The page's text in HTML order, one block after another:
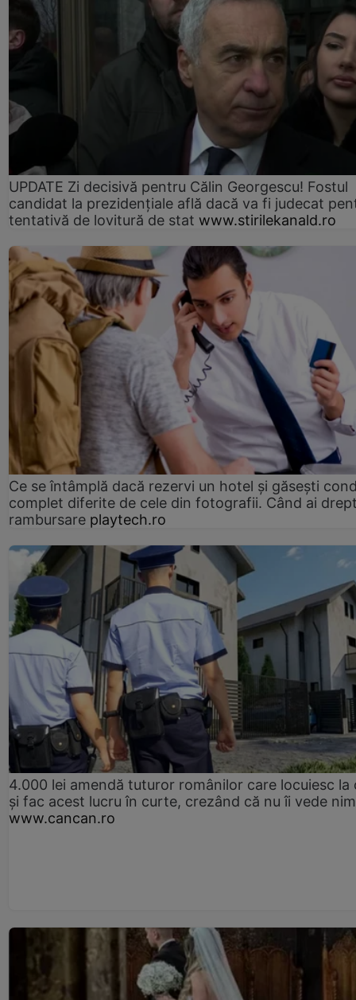
UPDATE Zi decisivă pentru Călin Georgescu! Fostul
candidat la prezidențiale află dacă va fi judecat
tentativă de lovitură de stat www.stirilekanald.ro
Ce se întâmplă dacă rezervi un hotel și găsești
complet diferite de cele din fotografii. Când ai
rambursare playtech.ro
4.000 lei amendă tuturor românilor care locuiesc la
și fac acest lucru în curte, crezând că nu îi vede
www.cancan.ro